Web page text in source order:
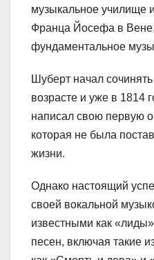
музыкальное училище
Франца Йосефа в Вене,
фундаментальное
Шуберт начал
возрасте и уже в 1814
написал свою первую
которая не была
жизни.
Однако настоящий
своей вокальной
известными как
песен, включая такие